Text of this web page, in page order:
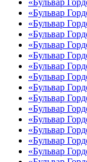
«Бульвар
«Бульвар
«Бульвар
«Бульвар
«Бульвар
«Бульвар
«Бульвар
«Бульвар
«Бульвар
«Бульвар
«Бульвар
«Бульвар
«Бульвар
«Бульвар